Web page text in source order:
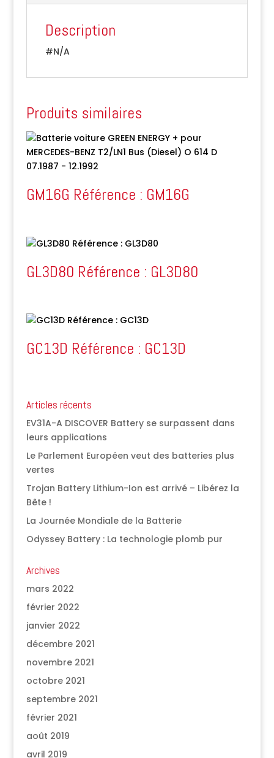
Description
#N/A
Produits similaires
GM16G Référence : GM16G
GL3D80 Référence : GL3D80
GC13D Référence : GC13D
Articles récents
EV31A-A DISCOVER Battery se surpassent dans
leurs applications
Le Parlement Européen veut des batteries plus
vertes
Trojan Battery Lithium-Ion est arrivé – Libérez la
Bête !
La Journée Mondiale de la Batterie
Odyssey Battery : La technologie plomb pur
Archives
mars 2022
février 2022
janvier 2022
décembre 2021
novembre 2021
octobre 2021
septembre 2021
février 2021
août 2019
avril 2019